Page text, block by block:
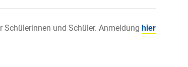
Schülerinnen und Schüler. Anmeldung hier